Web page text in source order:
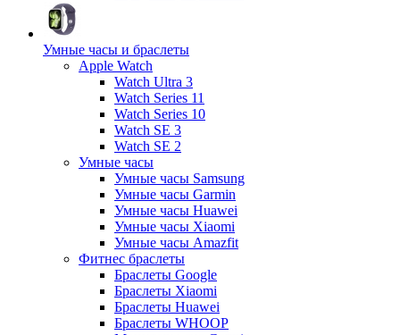
Умные часы и браслеты
Apple Watch
Watch Ultra 3
Watch Series 11
Watch Series 10
Watch SE 3
Watch SE 2
Умные часы
Умные часы Samsung
Умные часы Garmin
Умные часы Huawei
Умные часы Xiaomi
Умные часы Amazfit
Фитнес браслеты
Браслеты Google
Браслеты Xiaomi
Браслеты Huawei
Браслеты WHOOP